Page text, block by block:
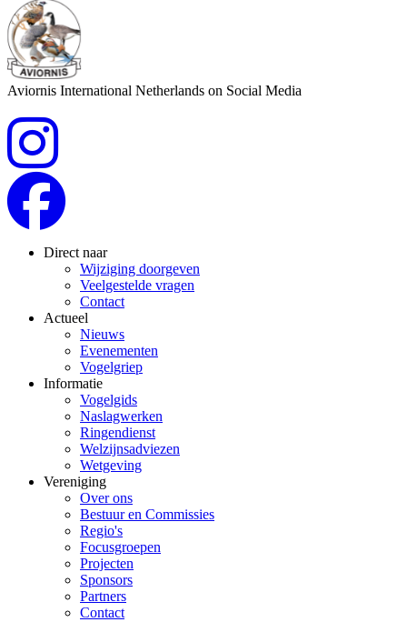
Aviornis International Netherlands on Social Media
Direct naar
Wijziging doorgeven
Veelgestelde vragen
Contact
Actueel
Nieuws
Evenementen
Vogelgriep
Informatie
Vogelgids
Naslagwerken
Ringendienst
Welzijnsadviezen
Wetgeving
Vereniging
Over ons
Bestuur en Commissies
Regio's
Focusgroepen
Projecten
Sponsors
Partners
Contact